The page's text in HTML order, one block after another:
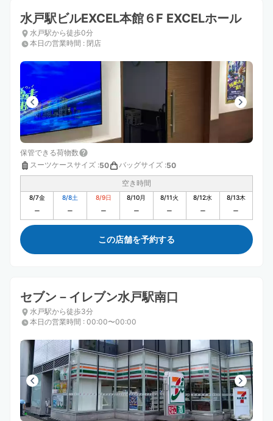
the
keyboard
shortcuts
for
changing
dates.
the
keyboard
shortcuts
for
changing
dates.
水戸駅ビルEXCEL本館６F EXCELホール
水戸駅から徒歩0分
本日の営業時間 : 閉店
保管できる荷物数
スーツケースサイズ :50 バッグサイズ :50
空き時間
8/7金 8/8土 8/9日 8/10月 8/11火 8/12水 8/13木
この店舗を予約する
セブン－イレブン水戸駅南口
水戸駅から徒歩3分
本日の営業時間 : 00:00〜00:00